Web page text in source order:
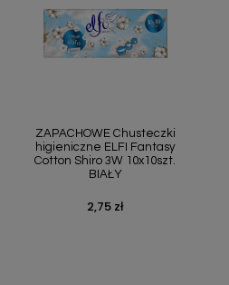
ZAPACHOWE Chusteczki
higieniczne ELFI Fantasy
Cotton Shiro 3W 10x10szt.
BIAŁY
Cena
2,75 zł